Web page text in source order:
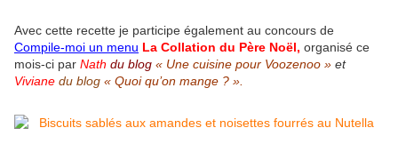
Avec cette recette je participe également au concours de
Compile-moi un menu La Collation du Père Noël, organisé ce
mois-ci par Nath du blog « Une cuisine pour Voozenoo » et
Viviane du blog « Quoi qu’on mange ? ».